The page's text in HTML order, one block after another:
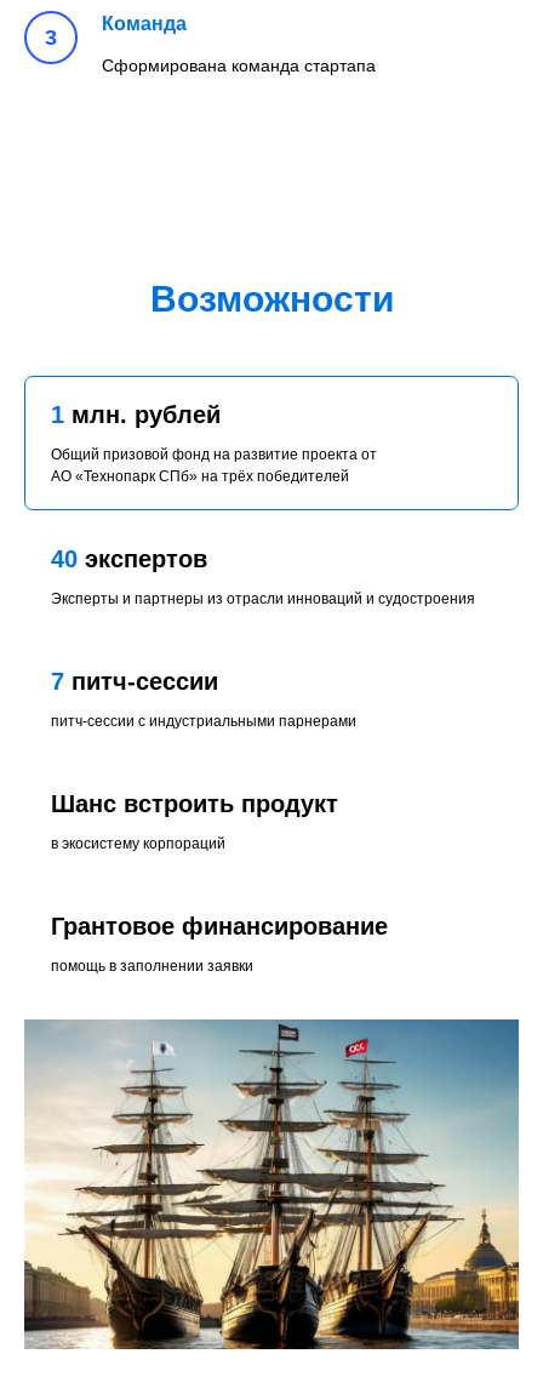
Команда
Сформирована команда стартапа
Возможности
1 млн. рублей
Общий призовой фонд на развитие проекта от
АО «Технопарк СПб» на трёх победителей
40 экспертов
Эксперты и партнеры из отрасли инноваций и судостроения
7 питч-сессии
питч-сессии с индустриальными парнерами
Шанс встроить продукт
в экосистему корпораций
Грантовое финансирование
помощь в заполнении заявки